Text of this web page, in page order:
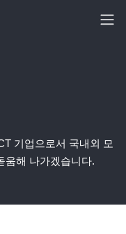
기업으로서 국내외 모
움해 나가겠습니다.